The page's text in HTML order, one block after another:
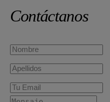
Contáctanos